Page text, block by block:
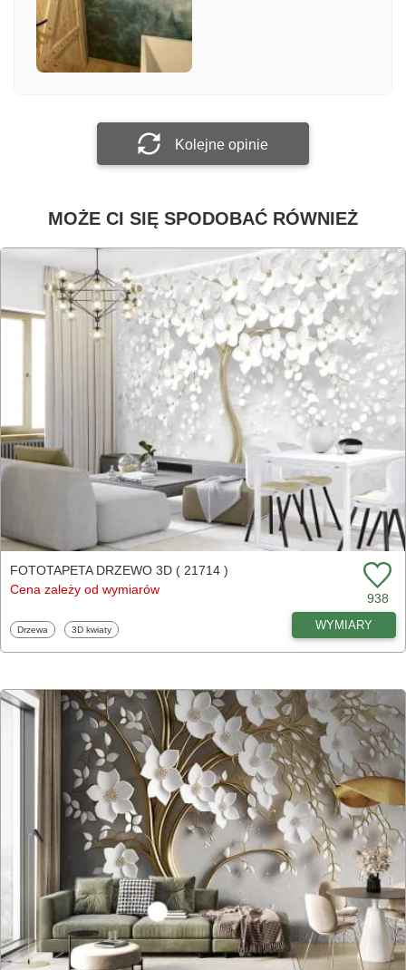
Załącz zdjęcie
Kolejne opinie
MOŻE CI SIĘ SPODOBAĆ RÓWNIEŻ
FOTOTAPETA DRZEWO 3D ( 21714 )
Cena zależy od wymiarów
938
Fototapety
Drzewa Fototapety
3D kwiaty WYMIARY